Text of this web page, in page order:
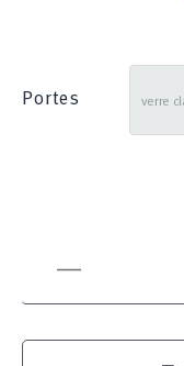
Portes